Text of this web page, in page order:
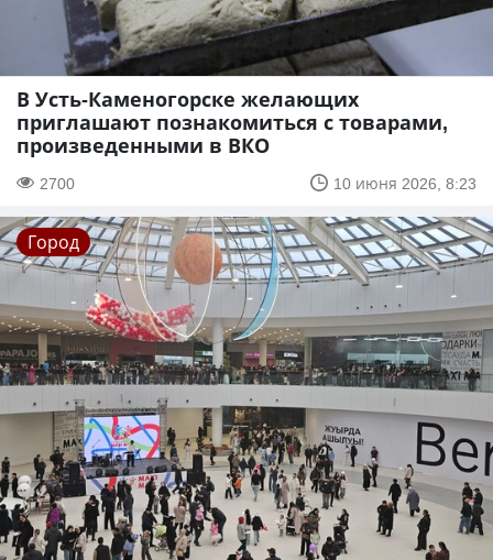
В Усть-Каменогорске желающих
приглашают познакомиться с товарами,
произведенными в ВКО
2700 10 июня 2026, 8:23
Город